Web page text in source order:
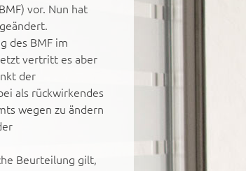
vor. Nun hat
des BMF im
vertritt es aber
der
als rückwirkendes
wegen zu ändern
Beurteilung gilt,